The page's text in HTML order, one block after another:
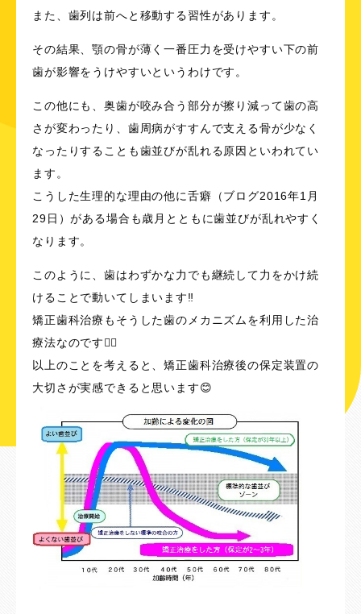
また、歯列は前へと移動する習性があります。
その結果、顎の骨が薄く一番圧力を受けやすい下の前
歯が影響をうけやすいというわけです。
この他にも、奥歯が咬み合う部分が擦り減って歯の高
さが変わったり、歯周病がすすんで支える骨が少なく
なったりすることも歯並びが乱れる原因といわれてい
ます。
こうした生理的な理由の他に舌癖 （ブログ2016年1月
29日）がある場合も歳月とともに歯並びが乱れやすく
なります。
このように、歯はわずかな力でも継続して力をかけ続
けることで動いてしまいます‼️
矯正歯科治療もそうした歯のメカニズムを利用した治
療法なのです☝🏻
以上のことを考えると、矯正歯科治療後の保定装置の
大切さが実感できると思います😊